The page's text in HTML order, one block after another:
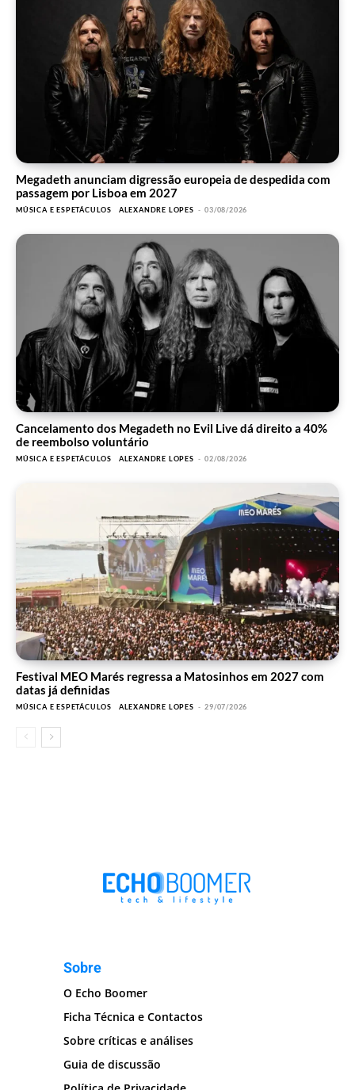
Megadeth anunciam digressão europeia de despedida com
passagem por Lisboa em 2027
MÚSICA E ESPETÁCULOS ALEXANDRE LOPES - 03/08/2026
Cancelamento dos Megadeth no Evil Live dá direito a 40%
de reembolso voluntário
MÚSICA E ESPETÁCULOS ALEXANDRE LOPES - 02/08/2026
Festival MEO Marés regressa a Matosinhos em 2027 com
datas já definidas
MÚSICA E ESPETÁCULOS ALEXANDRE LOPES - 29/07/2026
Sobre
O Echo Boomer
Ficha Técnica e Contactos
Sobre críticas e análises
Guia de discussão